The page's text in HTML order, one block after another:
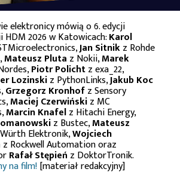
elektronicy mówią o 6. edycji
2026 w Katowicach:Karol
Jan Sitnikz Rohde
Mateusz Pluta z Nokii,Marek
Piotr Polichtz exa_22,
Lozinskiz PythonLinks,Jakub Koc
Grzegorz Kronhofz Sensory
Maciej Czerwińskiz MC
Marcin Knafelz Hitachi Energy,
z Bustec,Mateusz
Elektronik,Wojciech
z Rockwell Automation oraz
Rafał Stępień z DoktorTronik.
na film![materiał redakcyjny]